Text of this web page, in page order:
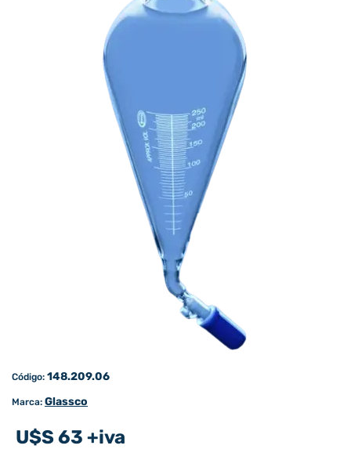
Código: 148.209.06
Marca: Glassco
U$S 63 +iva